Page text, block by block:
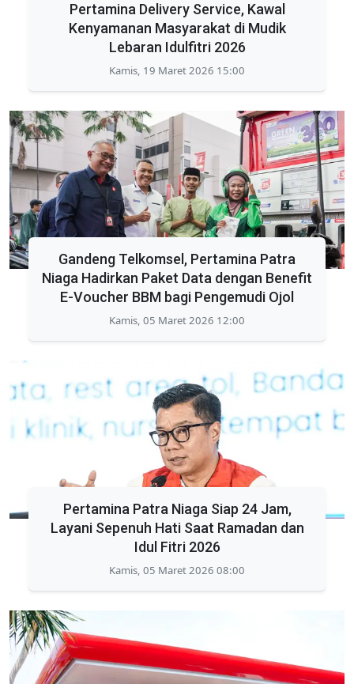
Pertamina Delivery Service, Kawal
Kenyamanan Masyarakat di Mudik
Lebaran Idulfitri 2026
Kamis, 19 Maret 2026 15:00
Gandeng Telkomsel, Pertamina Patra
Niaga Hadirkan Paket Data dengan Benefit
E-Voucher BBM bagi Pengemudi Ojol
Kamis, 05 Maret 2026 12:00
Pertamina Patra Niaga Siap 24 Jam,
Layani Sepenuh Hati Saat Ramadan dan
Idul Fitri 2026
Kamis, 05 Maret 2026 08:00